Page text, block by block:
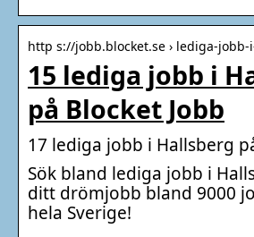
http s://jobb.blocket.se › lediga-
15 lediga jobb i
på Blocket Jobb
17 lediga jobb i Hallsberg
Sök bland lediga jobb i
ditt drömjobb bland 9000
hela Sverige!